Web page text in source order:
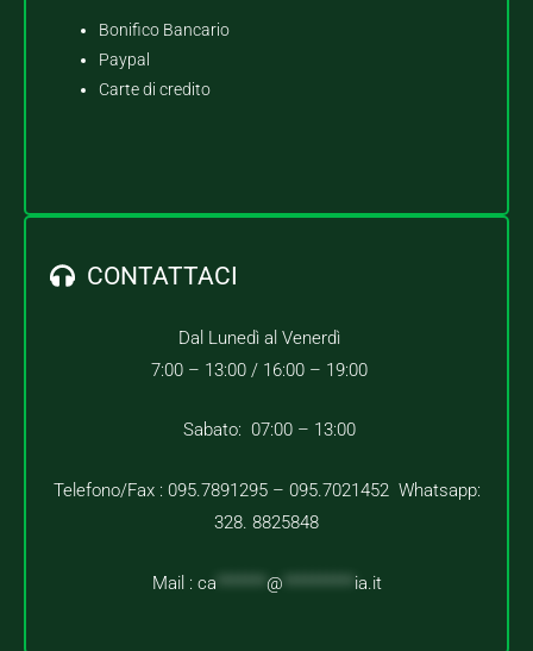
Bonifico Bancario
Paypal
Carte di credito
CONTATTACI
Dal Lunedì al Venerdì
7:00 – 13:00 / 16:00 – 19:00
Sabato: 07:00 – 13:00
Telefono/Fax : 095.7891295 – 095.7021452 Whatsapp:
328. 8825848
Mail : ca @ ia.it